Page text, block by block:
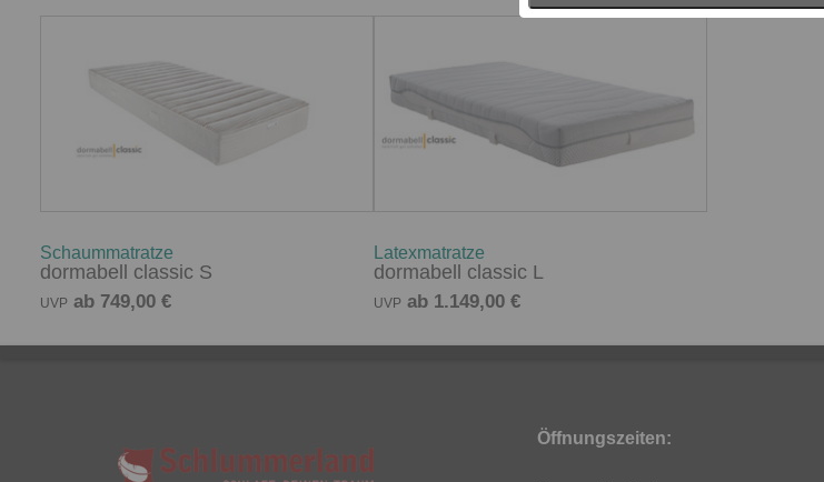
Schaummatratze
dormabell classic S
UVP ab 749,00 €
Latexmatratze
dormabell classic L
UVP ab 1.149,00 €
Öffnungszeiten: